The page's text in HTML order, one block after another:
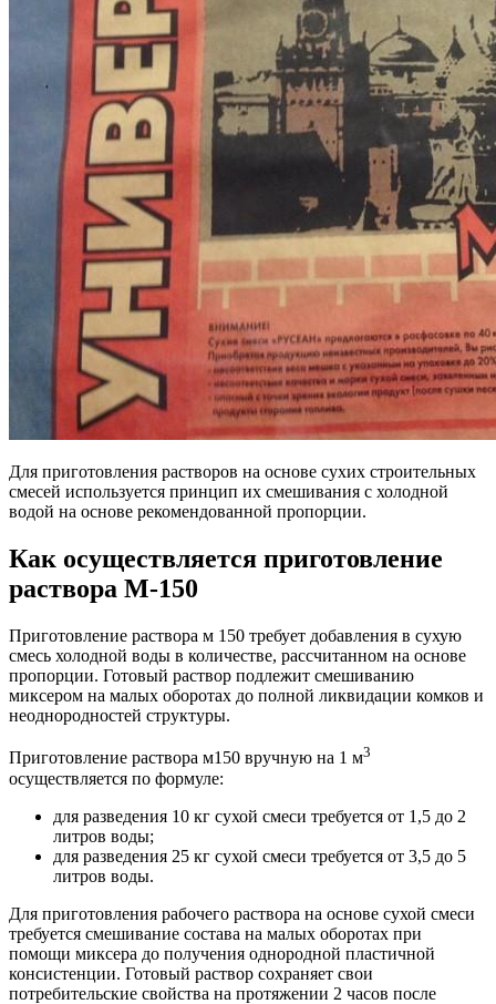
Для приготовления растворов на основе сухих строительных
смесей используется принцип их смешивания с холодной
водой на основе рекомендованной пропорции.
Как осуществляется приготовление
раствора М-150
Приготовление раствора м 150 требует добавления в сухую
смесь холодной воды в количестве, рассчитанном на основе
пропорции. Готовый раствор подлежит смешиванию
миксером на малых оборотах до полной ликвидации комков и
неоднородностей структуры.
Приготовление раствора м150 вручную на 1 м3
осуществляется по формуле:
для разведения 10 кг сухой смеси требуется от 1,5 до 2
литров воды;
для разведения 25 кг сухой смеси требуется от 3,5 до 5
литров воды.
Для приготовления рабочего раствора на основе сухой смеси
требуется смешивание состава на малых оборотах при
помощи миксера до получения однородной пластичной
консистенции. Готовый раствор сохраняет свои
потребительские свойства на протяжении 2 часов после